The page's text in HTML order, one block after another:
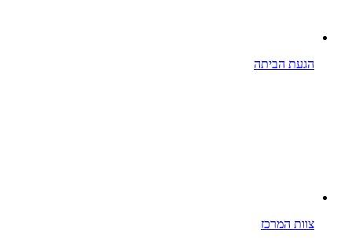
הגעת הביתה
צוות המרכז